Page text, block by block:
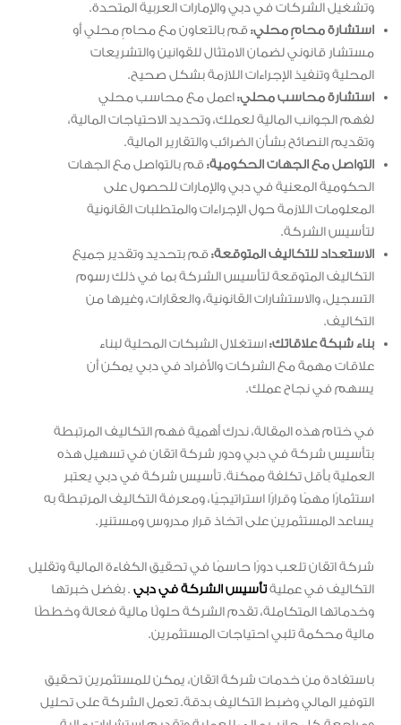
وتشغيل الشركات في دبي والإمارات العربية المتحدة.
استشارة محامٍ محلي:قم بالتعاون مع محامٍ محلي أو
مستشار قانوني لضمان الامتثال للقوانين والتشريعات
المحلية وتنفيذ الإجراءات اللازمة بشكل صحيح.
استشارة محاسب محلي:اعمل مع محاسب محلي
لفهم الجوانب المالية لعملك، وتحديد الاحتياجات المالية،
وتقديم النصائح بشأن الضرائب والتقارير المالية.
التواصل مع الجهات الحكومية:قم بالتواصل مع الجهات
الحكومية المعنية في دبي والإمارات للحصول على
المعلومات اللازمة حول الإجراءات والمتطلبات القانونية
لتأسيس الشركة.
الاستعداد للتكاليف المتوقعة:قم بتحديد وتقدير جميع
التكاليف المتوقعة لتأسيس الشركة بما في ذلك رسوم
التسجيل، والاستشارات القانونية، والعقارات، وغيرها من
التكاليف.
بناء شبكة علاقاتك:استغلال الشبكات المحلية لبناء
علاقات مهمة مع الشركات والأفراد في دبي يمكن أن
يسهم في نجاح عملك.
في ختام هذه المقالة، ندرك أهمية فهم التكاليف المرتبطة
بتأسيس شركة في دبي ودور شركة اتقان في تسهيل هذه
العملية بأقل تكلفة ممكنة. تأسيس شركة في دبي يعتبر
استثمارًا مهمًا وقرارًا استراتيجيًا، ومعرفة التكاليف المرتبطة به
يساعد المستثمرين على اتخاذ قرار مدروس ومستنير.
شركة اتقان تلعب دورًا حاسمًا في تحقيق الكفاءة المالية وتقليل
التكاليف في عمليةتأسيس الشركة في دبي . بفضل خبرتها
وخدماتها المتكاملة، تقدم الشركة حلولًا مالية فعالة وخططًا
مالية محكمة تلبي احتياجات المستثمرين.
باستفادة من خدمات شركة اتقان، يمكن للمستثمرين تحقيق
التوفير المالي وضبط التكاليف بدقة. تعمل الشركة على تحليل